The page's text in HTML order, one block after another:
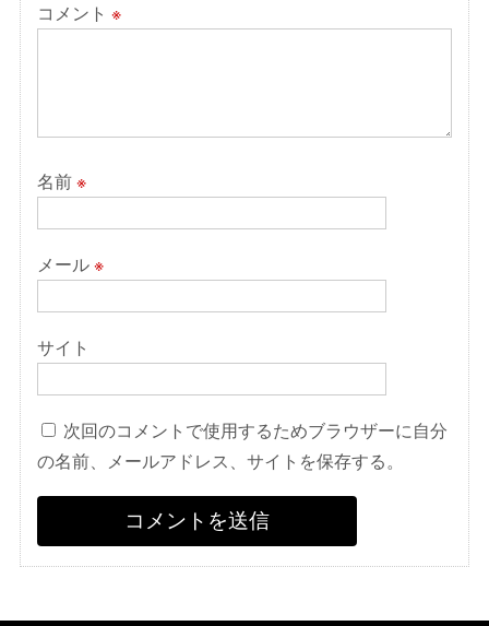
コメント ※
名前※
メール※
サイト
次回のコメントで使用するためブラウザーに自分
の名前、メールアドレス、サイトを保存する。